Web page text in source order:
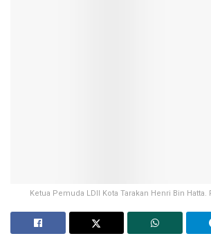
Ketua Pemuda LDII Kota Tarakan Henri Bin